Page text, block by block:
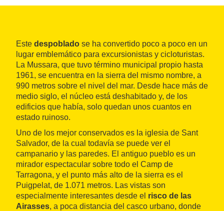
Este despoblado se ha convertido poco a poco en un
lugar emblemático para excursionistas y cicloturistas.
La Mussara, que tuvo término municipal propio hasta
1961, se encuentra en la sierra del mismo nombre, a
990 metros sobre el nivel del mar. Desde hace más de
medio siglo, el núcleo está deshabitado y, de los
edificios que había, solo quedan unos cuantos en
estado ruinoso.
Uno de los mejor conservados es la iglesia de Sant
Salvador, de la cual todavía se puede ver el
campanario y las paredes. El antiguo pueblo es un
mirador espectacular sobre todo el Camp de
Tarragona, y el punto más alto de la sierra es el
Puigpelat, de 1.071 metros. Las vistas son
especialmente interesantes desde el risco de las
Airasses, a poca distancia del casco urbano, donde